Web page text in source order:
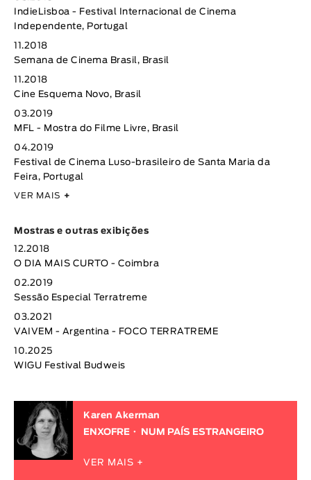
IndieLisboa - Festival Internacional de Cinema
Independente, Portugal
11.2018
Semana de Cinema Brasil, Brasil
11.2018
Cine Esquema Novo, Brasil
03.2019
MFL - Mostra do Filme Livre, Brasil
04.2019
Festival de Cinema Luso-brasileiro de Santa Maria da
Feira, Portugal
VER MAIS +
Mostras e outras exibições
12.2018
O DIA MAIS CURTO - Coimbra
02.2019
Sessão Especial Terratreme
03.2021
VAIVEM - Argentina - FOCO TERRATREME
10.2025
WIGU Festival Budweis
Karen Akerman
ENXOFRE
NUM PAÍS ESTRANGEIRO
VER MAIS +